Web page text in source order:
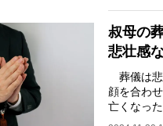
叔母の
悲壮感
葬儀は悲
顔を合わ
亡くなっ